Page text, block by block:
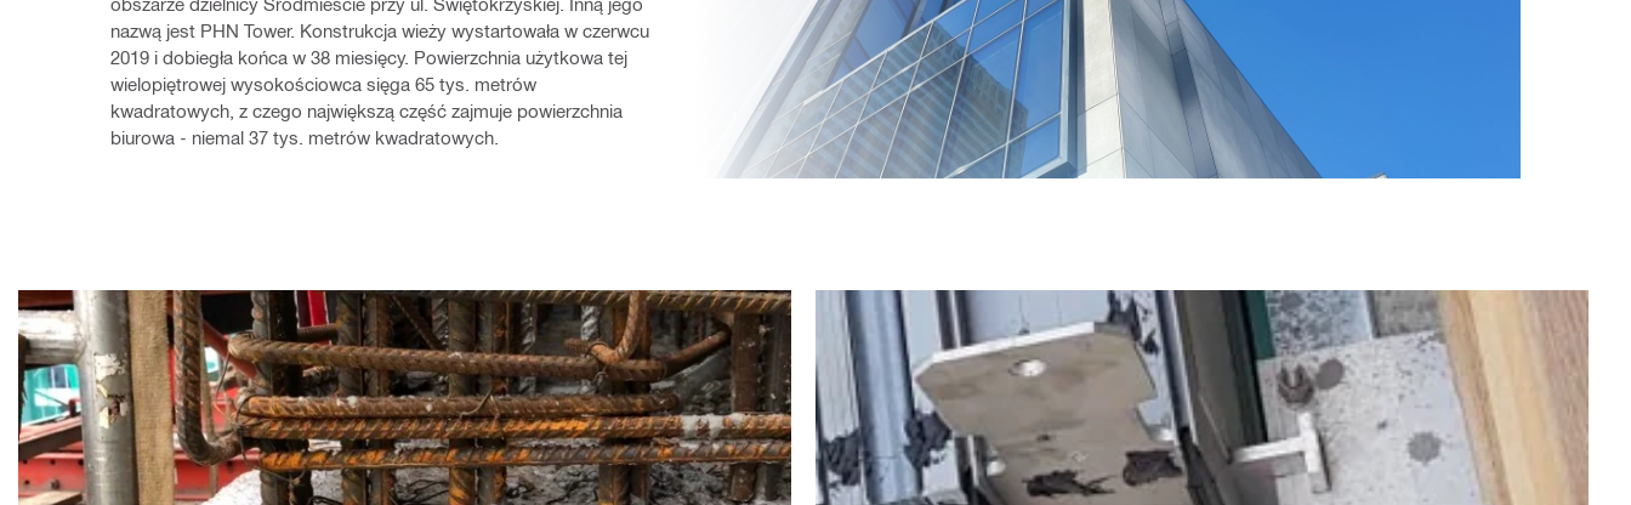
nazwą jest PHN Tower. Konstrukcja wieży wystartowała w czerwcu
2019 i dobiegła końca w 38 miesięcy. Powierzchnia użytkowa tej
wielopiętrowej wysokościowca sięga 65 tys. metrów
kwadratowych, z czego największą część zajmuje powierzchnia
biurowa - niemal 37 tys. metrów kwadratowych.